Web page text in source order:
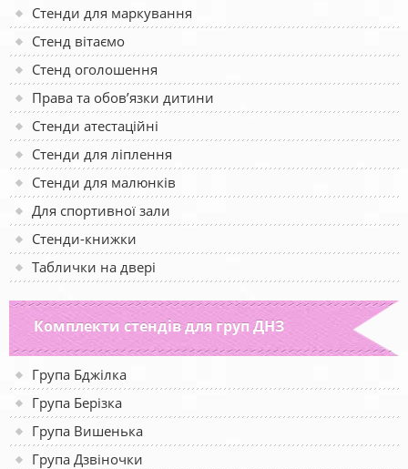
Стенди для маркування
Стенд вітаємо
Стенд оголошення
Права та обов’язки дитини
Стенди атестаційні
Стенди для ліплення
Стенди для малюнків
Для спортивної зали
Стенди-книжки
Таблички на двері
Комплекти стендів для груп ДНЗ
Група Бджілка
Група Берізка
Група Вишенька
Група Дзвіночки